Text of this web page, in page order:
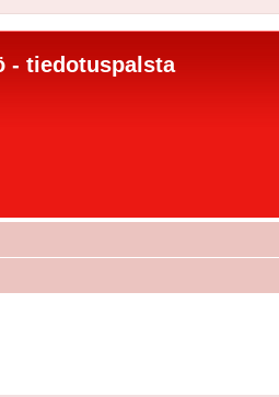
- tiedotuspalsta